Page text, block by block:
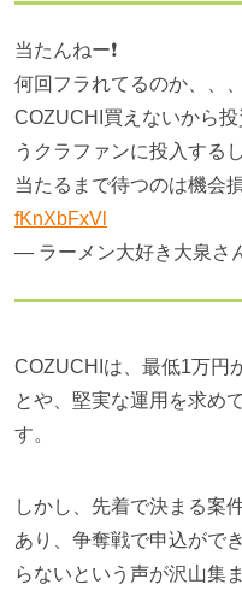
当たんねー❗
何回フラれてるのか、、、
COZUCHI買えないから
うクラファンに投入する
当たるまで待つのは機会損
fKnXbFxVl
— ラーメン大好き大泉さ
COZUCHIは、最低1万円
とや、堅実な運用を求め
す。
しかし、先着で決まる案
あり、争奪戦で申込がで
らないという声が沢山集